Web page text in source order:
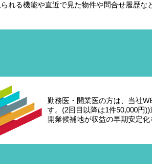
れる機能や直近で見た物件や問合せ履歴な
勤務医・開業医の方は、当社
す。(2回目以降は1件50,000円
開業候補地が収益の早期安定